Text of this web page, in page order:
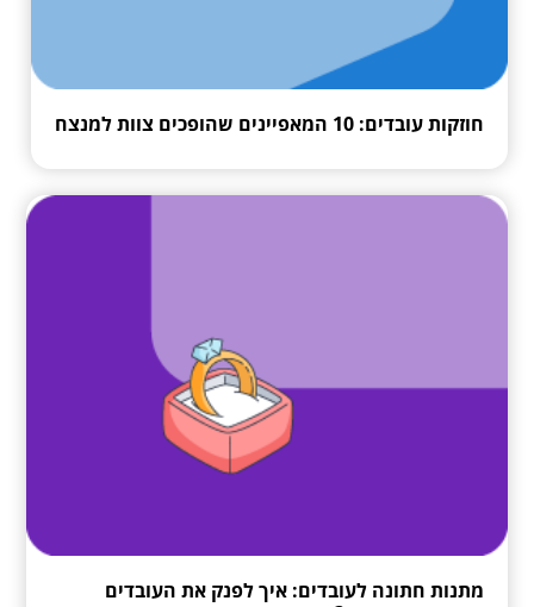
חוזקות עובדים: 10 המאפיינים שהופכים צוות למנצח
מתנות חתונה לעובדים: איך לפנק את העובדים